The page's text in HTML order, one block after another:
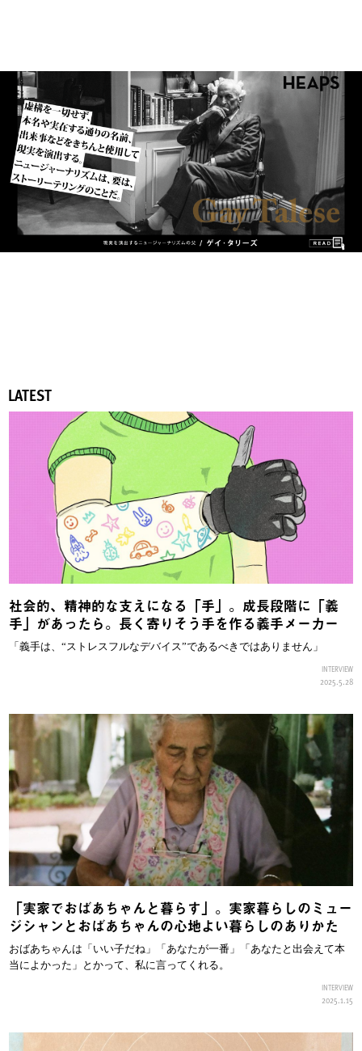
LATEST
社会的、精神的な支えになる「手」。成長段階に「義
手」があったら。長く寄りそう手を作る義手メーカー
「義手は、“ストレスフルなデバイス”であるべきではありません」
INTERVIEW
2025.5.28
「実家でおばあちゃんと暮らす」。実家暮らしのミュー
ジシャンとおばあちゃんの心地よい暮らしのありかた
おばあちゃんは「いい子だね」「あなたが一番」「あなたと出会えて本
当によかった」とかって、私に言ってくれる。
INTERVIEW
2025.1.15